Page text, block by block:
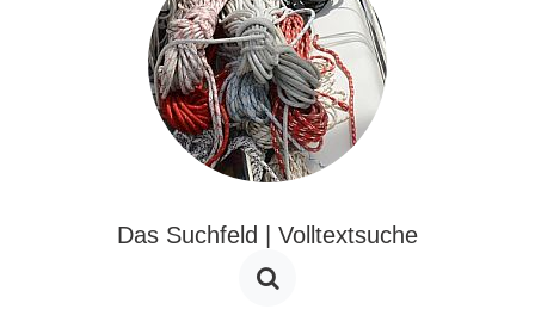
Das Suchfeld | Volltextsuche